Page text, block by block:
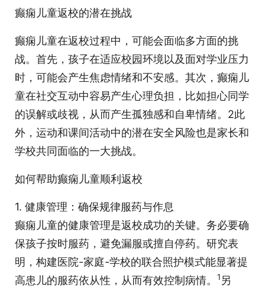
癫痫儿童返校的潜在挑战
癫痫儿童在返校过程中，可能会面临多方面的挑
战。首先，孩子在适应校园环境以及面对学业压力
时，可能会产生焦虑情绪和不安感。其次，癫痫儿
童在社交互动中容易产生心理负担，比如担心同学
的误解或歧视，从而产生孤独感和自卑情绪。2此
外，运动和课间活动中的潜在安全风险也是家长和
学校共同面临的一大挑战。
如何帮助癫痫儿童顺利返校
1. 健康管理：确保规律服药与作息
癫痫儿童的健康管理是返校成功的关键。务必要确
保孩子按时服药，避免漏服或擅自停药。研究表
明，构建医院-家庭-学校的联合照护模式能显著提
高患儿的服药依从性，从而有效控制病情。
1另